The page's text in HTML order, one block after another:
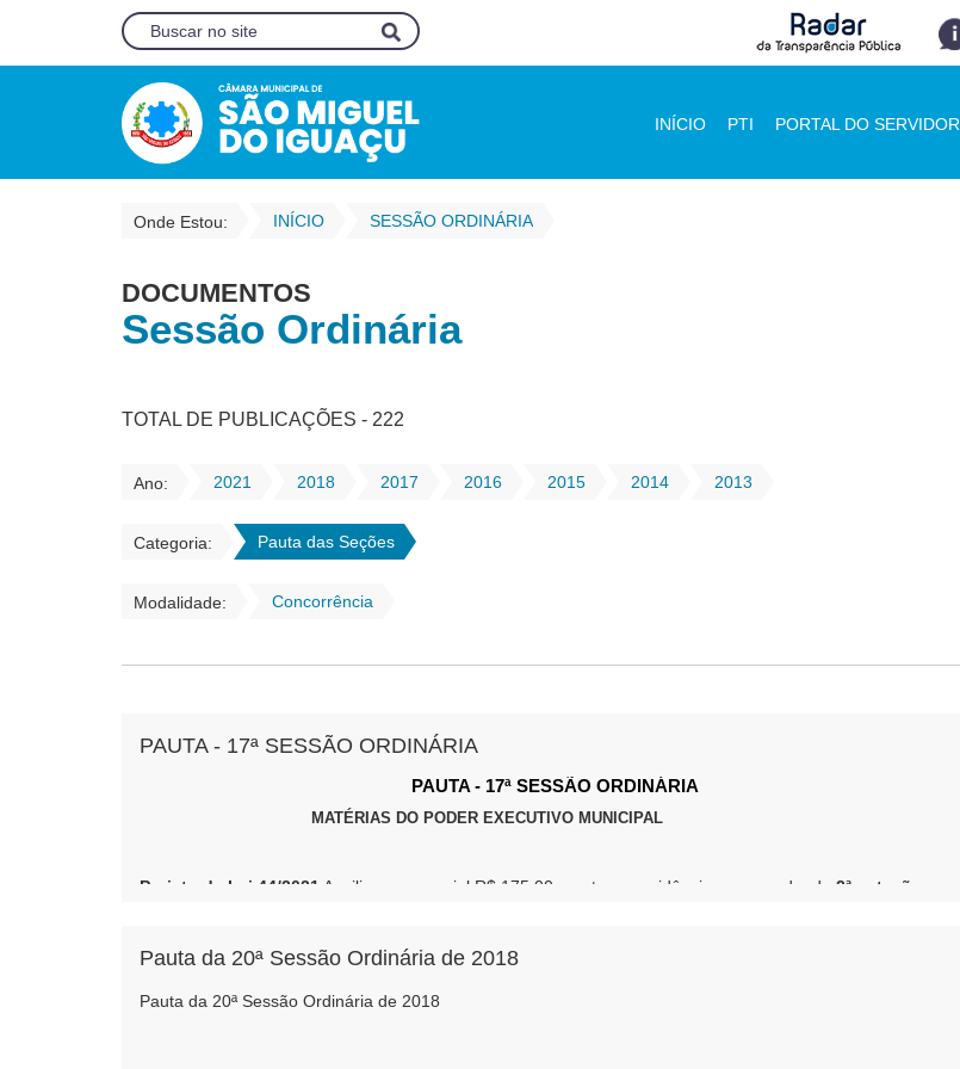
INÍCIO PTI PORTAL DO SERVIDOR
Onde Estou: INÍCIO SESSÃO ORDINÁRIA
DOCUMENTOS
Sessão Ordinária
TOTAL DE PUBLICAÇÕES - 222
Ano: 2021 2018 2017 2016 2015 2014 2013
Categoria: Pauta das Seções
Modalidade: Concorrência
PAUTA - 17ª SESSÃO ORDINÁRIA
PAUTA - 17ª SESSÃO ORDINÁRIA
MATÉRIAS DO PODER EXECUTIVO MUNICIPAL
Projeto de Lei 44/2021 Auxilio emergencial R$ 175,00 e outras providências – aguardando 2ª votação
Projeto de Lei 42/2021 Termo de Concessão de uso COOPERCAM –
Pauta da 20ª Sessão Ordinária de 2018
Pauta da 20ª Sessão Ordinária de 2018